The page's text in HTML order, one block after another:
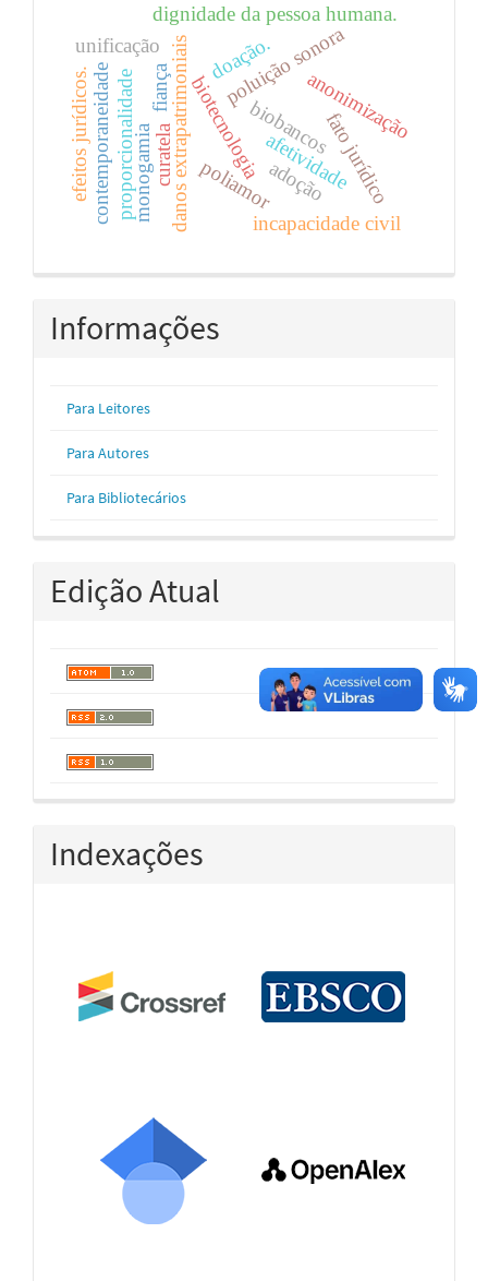
danos extrapatrimoniais poluição sonora
biotecnologiabiobancos
dignidade da pessoa humana.
afetividade
monogamia poliamor
incapacidade civil
curatela
anonimização
proporcionalidade
unificação
fiança
doação.
fato jurídico
contemporaneidade
efeitos jurídicos. adoção
Informações
Para Leitores
Para Autores
Para Bibliotecários
Edição Atual
Indexações